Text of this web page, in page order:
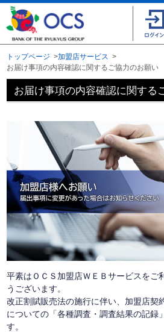
トップページ
加盟店サービス
お届け事項の内容確認に関するご協力のお願い
お届け事項の内容確認に関する
平素はＯＣＳ加盟店ＷＥＢサービスをご
うございます。
改正割賦販売法の施行に伴い、加盟店契
についての「各種調査・調査結果の記録
す。